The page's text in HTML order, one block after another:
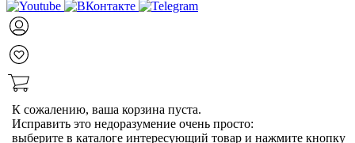
К сожалению, ваша корзина пуста.
Исправить это недоразумение очень просто:
выберите в каталоге интересующий товар и нажмите кнопку